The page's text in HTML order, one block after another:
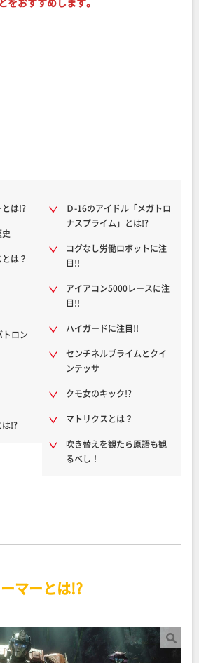
とは!?
は？
トロン
は!?
Ｄ-16のアイドル「メガトロ
ナスプライム」とは!?
コグなし労働ロボットに注
目!!
アイアコン5000レースに注
目!!
ハイガードに注目!!
センチネルプライムとクイ
ンテッサ
クモ女のキック!?
マトリクスとは？
吹き替えを観たら原語も観
るべし！
マーとは!?